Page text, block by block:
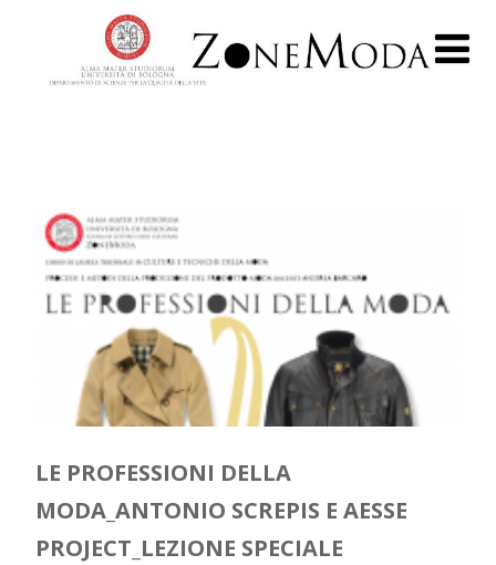
LE PROFESSIONI DELLA
MODA_ANTONIO SCREPIS E AESSE
PROJECT_LEZIONE SPECIALE